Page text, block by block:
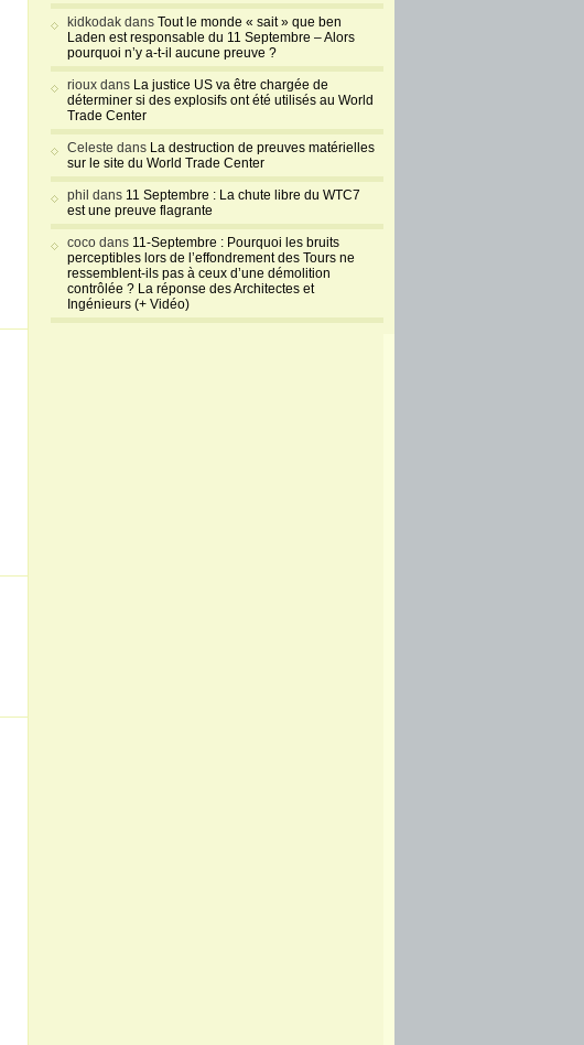
kidkodak dans Tout le monde « sait » que ben
Laden est responsable du 11 Septembre – Alors
pourquoi n’y a-t-il aucune preuve ?
rioux dans La justice US va être chargée de
déterminer si des explosifs ont été utilisés au World
Trade Center
Celeste dans La destruction de preuves matérielles
sur le site du World Trade Center
phil dans 11 Septembre : La chute libre du WTC7
est une preuve flagrante
coco dans 11-Septembre : Pourquoi les bruits
perceptibles lors de l’effondrement des Tours ne
ressemblent-ils pas à ceux d’une démolition
contrôlée ? La réponse des Architectes et
Ingénieurs (+ Vidéo)